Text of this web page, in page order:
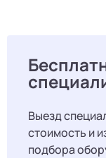
Выезд
стоимость и
подбора